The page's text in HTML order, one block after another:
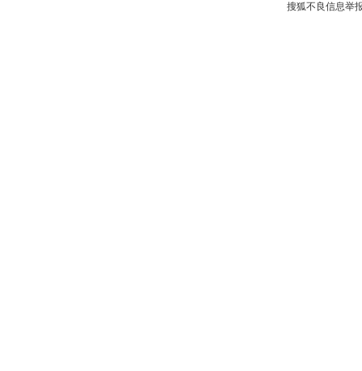
搜狐不良信息举